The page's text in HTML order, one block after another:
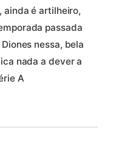
ainda é artilheiro,
passada
nessa, bela
nada a dever a
A